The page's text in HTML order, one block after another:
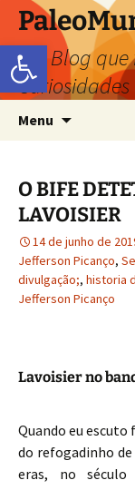
Abrir a
um Blog que
Curiosidades
Menu
O BIFE
LAVOISIER
14 de junho de
Jefferson Picanço,
divulgação;, historia
Jefferson Picanço
Lavoisier no
Quando eu escuto
do refogadinho
eras, no